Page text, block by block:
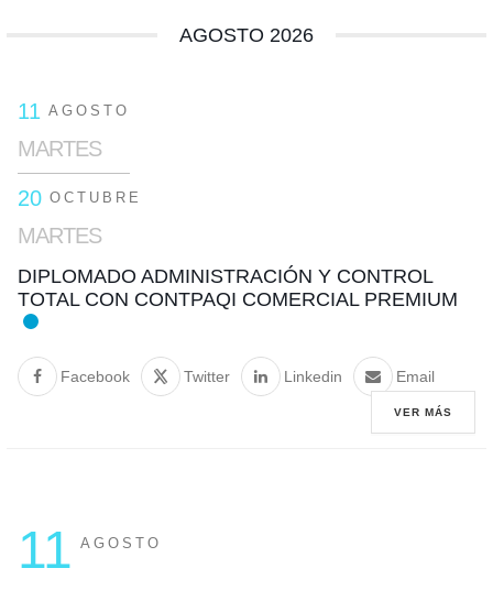
AGOSTO 2026
11 AGOSTO
MARTES
20 OCTUBRE
MARTES
DIPLOMADO ADMINISTRACIÓN Y CONTROL
TOTAL CON CONTPAQI COMERCIAL PREMIUM
Facebook Twitter Linkedin Email
VER MÁS
11 AGOSTO